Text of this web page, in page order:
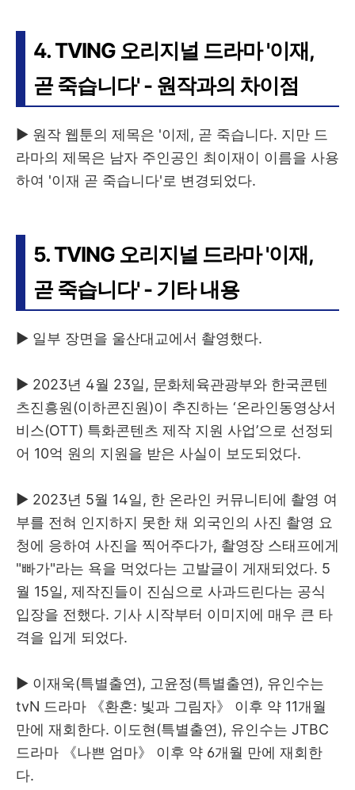
4. TVING 오리지널 드라마 '이재,
곧 죽습니다' - 원작과의 차이점
▶ 원작 웹툰의 제목은 '이제, 곧 죽습니다. 지만 드
라마의 제목은 남자 주인공인 최이재이 이름을 사용
하여 '이재 곧 죽습니다'로 변경되었다.
5. TVING 오리지널 드라마 '이재,
곧 죽습니다' - 기타 내용
▶ 일부 장면을 울산대교에서 촬영했다.
▶ 2023년 4월 23일, 문화체육관광부와 한국콘텐
츠진흥원(이하콘진원)이 추진하는 ‘온라인동영상서
비스(OTT) 특화콘텐츠 제작 지원 사업’으로 선정되
어 10억 원의 지원을 받은 사실이 보도되었다.
▶ 2023년 5월 14일, 한 온라인 커뮤니티에 촬영 여
부를 전혀 인지하지 못한 채 외국인의 사진 촬영 요
청에 응하여 사진을 찍어주다가, 촬영장 스태프에게
"빠가"라는 욕을 먹었다는 고발글이 게재되었다. 5
월 15일, 제작진들이 진심으로 사과드린다는 공식
입장을 전했다. 기사 시작부터 이미지에 매우 큰 타
격을 입게 되었다.
▶ 이재욱(특별출연), 고윤정(특별출연), 유인수는
tvN 드라마 《환혼: 빛과 그림자》 이후 약 11개월
만에 재회한다. 이도현(특별출연), 유인수는 JTBC
드라마 《나쁜 엄마》 이후 약 6개월 만에 재회한
다.